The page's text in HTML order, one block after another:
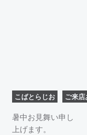
こばとらじお ご来
暑中お見舞い申し
上げます。